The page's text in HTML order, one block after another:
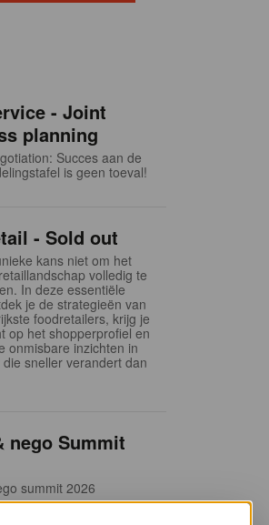
- Joint
planning
Succes aan de
is geen toeval!
- Sold out
kans niet om het
volledig te
In deze essentiële
je de strategieën van
foodretailers, krijg je
op het shopperprofiel en
onmisbare inzichten in
sneller verandert dan
nego Summit
summit 2026